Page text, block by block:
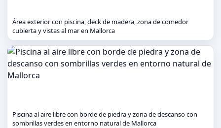
Área exterior con piscina, deck de madera, zona de comedor
cubierta y vistas al mar en Mallorca
Piscina al aire libre con borde de piedra y zona de descanso con
sombrillas verdes en entorno natural de Mallorca